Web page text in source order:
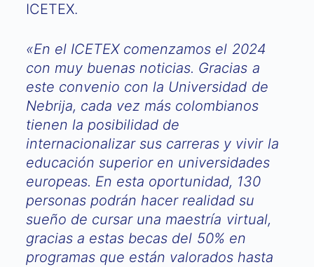
ICETEX.
«En el ICETEX comenzamos el 2024
con muy buenas noticias. Gracias a
este convenio con la Universidad de
Nebrija, cada vez más colombianos
tienen la posibilidad de
internacionalizar sus carreras y vivir la
educación superior en universidades
europeas. En esta oportunidad, 130
personas podrán hacer realidad su
sueño de cursar una maestría virtual,
gracias a estas becas del 50% en
programas que están valorados hasta